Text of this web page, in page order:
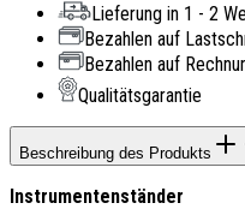
Lieferung in 1 - 2
Bezahlen auf
Bezahlen auf
Qualitätsgarantie
Beschreibung des Produkts
Instrumentenständer